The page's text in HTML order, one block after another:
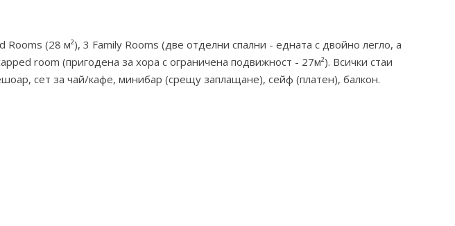
(28 м²), 3 Family Rooms (две отделни спални - едната с двойно легло, а
room (пригодена за хора с ограничена подвижност - 27м²). Всички стаи
сет за чай/кафе, минибар (срещу заплащане), сейф (платен), балкон.